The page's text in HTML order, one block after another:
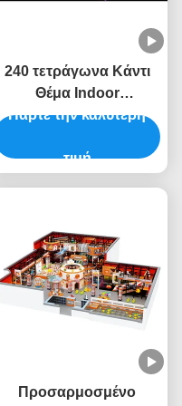
240 τετράγωνα Κάντι
Θέμα Indoor
Playground ODM Indoor
Unisex
Πάρτε την καλύτερη
τιμή
Προσαρμοσμένο